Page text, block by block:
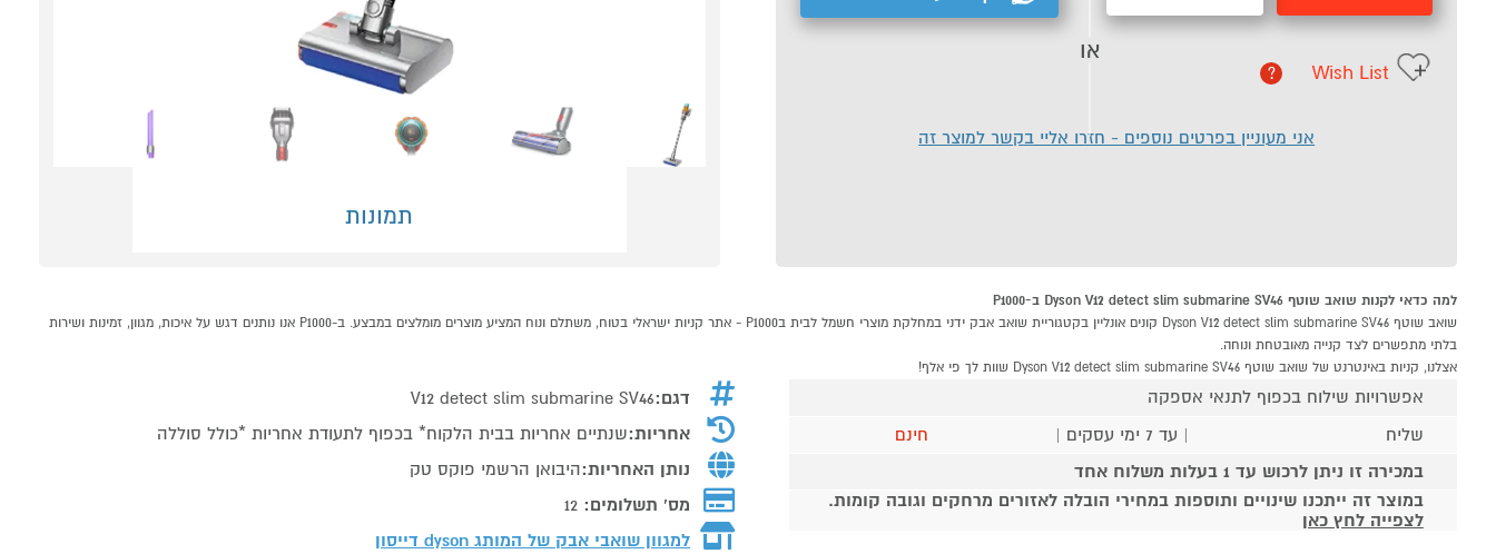
תמונות
או
Wish List
?
אני מעוניין בפרטים נוספים - חזרו אליי בקשר למוצר זה
למה כדאי לקנות שואב שוטף Dyson V12 detect slim submarine SV46 ב-P1000
שואב שוטף Dyson V12 detect slim submarine SV46 קונים אונליין בקטגוריית שואב אבק ידני במחלקת מוצרי חשמל לבית בP1000 - אתר קניות ישראלי בטוח, משתלם ונוח המציע מוצרים מומלצים במבצע. ב-P1000 אנו נותנים דגש על איכות, מגוון, זמינות ושירות
בלתי מתפשרים לצד קנייה מאובטחת ונוחה.
אצלנו, קניות באינטרנט של שואב שוטף Dyson V12 detect slim submarine SV46 שוות לך פי אלף!
אפשרויות שילוח בכפוף לתנאי אספקה
שליח
| עד 7 ימי עסקים |
חינם
במכירה זו ניתן לרכוש עד 1 בעלות משלוח אחד
במוצר זה ייתכנו שינויים ותוספות במחירי הובלה לאזורים מרחקים וגובה קומות.
לצפייה לחץ כאן
דגם:V12 detect slim submarine SV46
אחריות:שנתיים אחריות בבית הלקוח* בכפוף לתעודת אחריות *כולל סוללה
נותן האחריות:היבואן הרשמי פוקס טק
מס' תשלומים: 12
למגוון שואבי אבק של המותג dyson דייסון